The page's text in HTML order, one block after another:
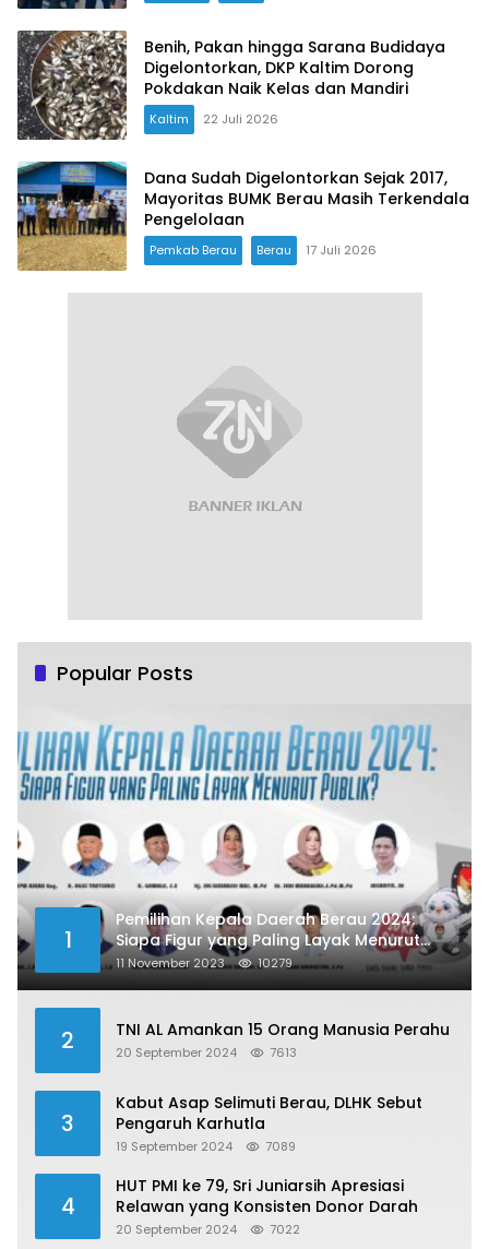
Benih, Pakan hingga Sarana Budidaya
Digelontorkan, DKP Kaltim Dorong
Pokdakan Naik Kelas dan Mandiri
Kaltim 22 Juli 2026
Dana Sudah Digelontorkan Sejak 2017,
Mayoritas BUMK Berau Masih Terkendala
Pengelolaan
Pemkab Berau Berau 17 Juli 2026
Popular Posts
1
Pemilihan Kepala Daerah Berau 2024:
Siapa Figur yang Paling Layak Menurut
Publik?
11 November 2023 10279
2 TNI AL Amankan 15 Orang Manusia Perahu
20 September 2024 7613
3
Kabut Asap Selimuti Berau, DLHK Sebut
Pengaruh Karhutla
19 September 2024 7089
4
HUT PMI ke 79, Sri Juniarsih Apresiasi
Relawan yang Konsisten Donor Darah
20 September 2024 7022